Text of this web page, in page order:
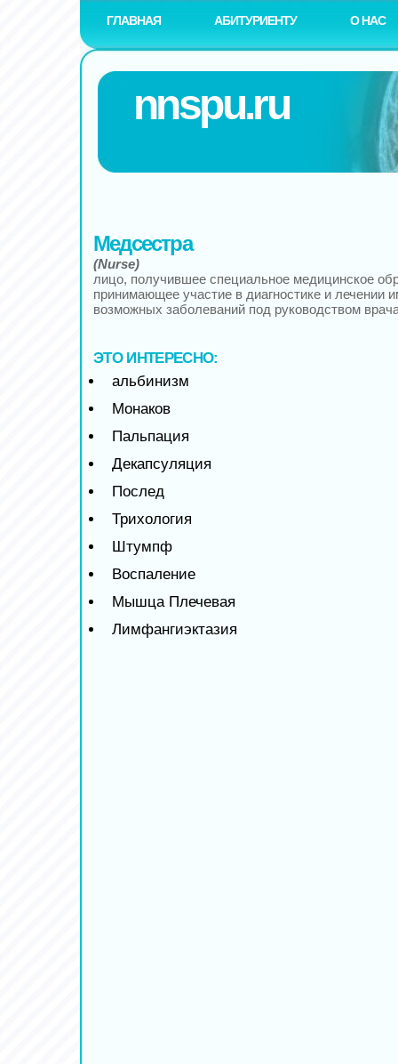
ГЛАВНАЯ АБИТУРИЕНТУ О НАС
nnspu.ru
Медсестра
(Nurse)
лицо, получившее специальное медицинское
принимающее участие в диагностике и лечении
возможных заболеваний под руководством
ЭТО ИНТЕРЕСНО:
альбинизм
Монаков
Пальпация
Декапсуляция
Послед
Трихология
Штумпф
Воспаление
Мышца Плечевая
Лимфангиэктазия